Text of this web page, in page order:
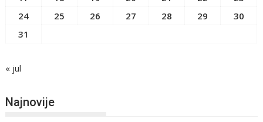
24
25 26 27 28 29
30
31
« jul
Najnovije